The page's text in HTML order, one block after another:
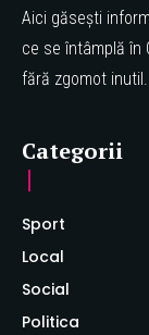
Aici găsești
ce se întâmplă în
fără zgomot inutil.
Categorii
Sport
Local
Social
Politica